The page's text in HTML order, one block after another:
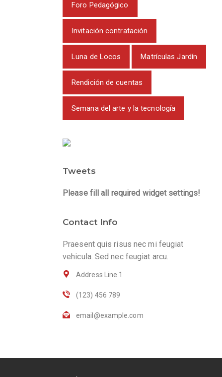
Foro Pedagógico
Invitación contratación
Luna de Locos Matrículas Jardín
Rendición de cuentas
Semana del arte y la tecnología
Tweets
Please fill all required widget settings!
Contact Info
Praesent quis risus nec mi feugiat
vehicula. Sed nec feugiat arcu.
Address Line 1
(123) 456 789
email@example.com